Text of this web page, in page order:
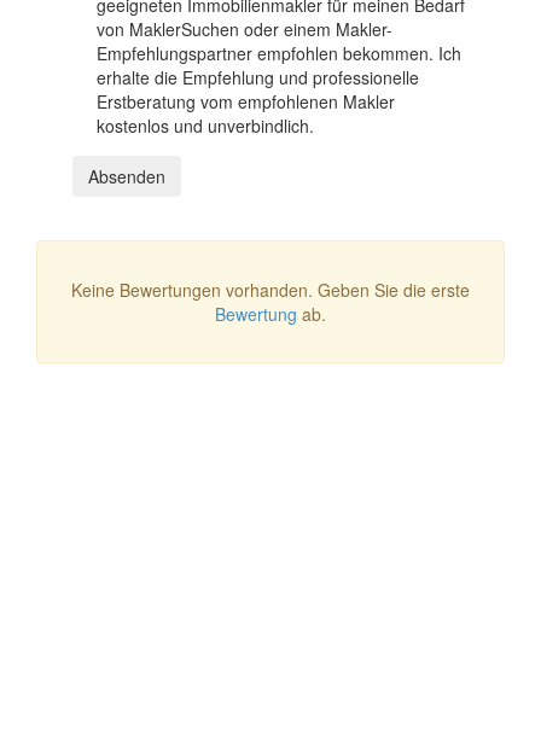
geeigneten Immobilienmakler für meinen Bedarf
von MaklerSuchen oder einem Makler-
Empfehlungspartner empfohlen bekommen. Ich
erhalte die Empfehlung und professionelle
Erstberatung vom empfohlenen Makler
kostenlos und unverbindlich.
Absenden
Keine Bewertungen vorhanden. Geben Sie die erste
Bewertung ab.